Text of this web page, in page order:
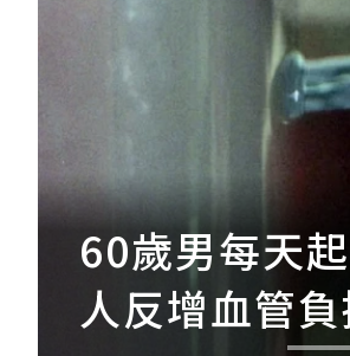
60歲男每天
人反增血管